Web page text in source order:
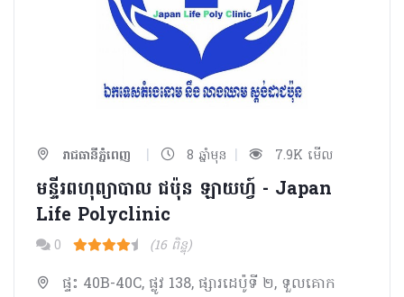
រាជធានីភ្នំពេញ | 8 ឆ្នាំមុន | 7.9K មើល
មន្ទីរពហុព្យាបាល​ ជប៉ុន ឡាយហ្វ៍ - Japan
Life Polyclinic
0 (16 ពិន្ទុ)
ផ្ទះ 40B-40C, ផ្លូវ 138, ផ្សារដេប៉ូទី ២, ទួលគោក